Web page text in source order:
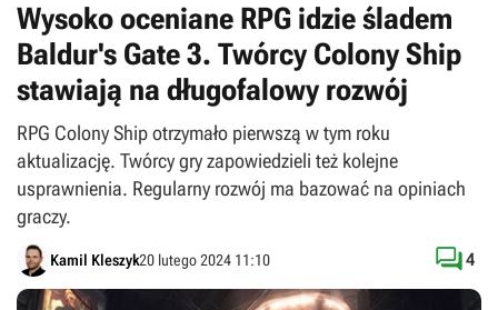
Wysoko oceniane RPG idzie śladem
Baldur's Gate 3. Twórcy Colony Ship
stawiają na długofalowy rozwój
RPG Colony Ship otrzymało pierwszą w tym roku
aktualizację. Twórcy gry zapowiedzieli też kolejne
usprawnienia. Regularny rozwój ma bazować na opiniach
graczy.
Kamil Kleszyk20 lutego 2024 11:10 4